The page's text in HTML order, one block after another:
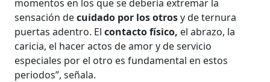
momentos en los que se debería extremar la
sensación decuidado por los otrosy de ternura
puertas adentro. Elcontacto físico, el abrazo, la
caricia, el hacer actos de amor y de servicio
especiales por el otro es fundamental en estos
periodos”, señala.